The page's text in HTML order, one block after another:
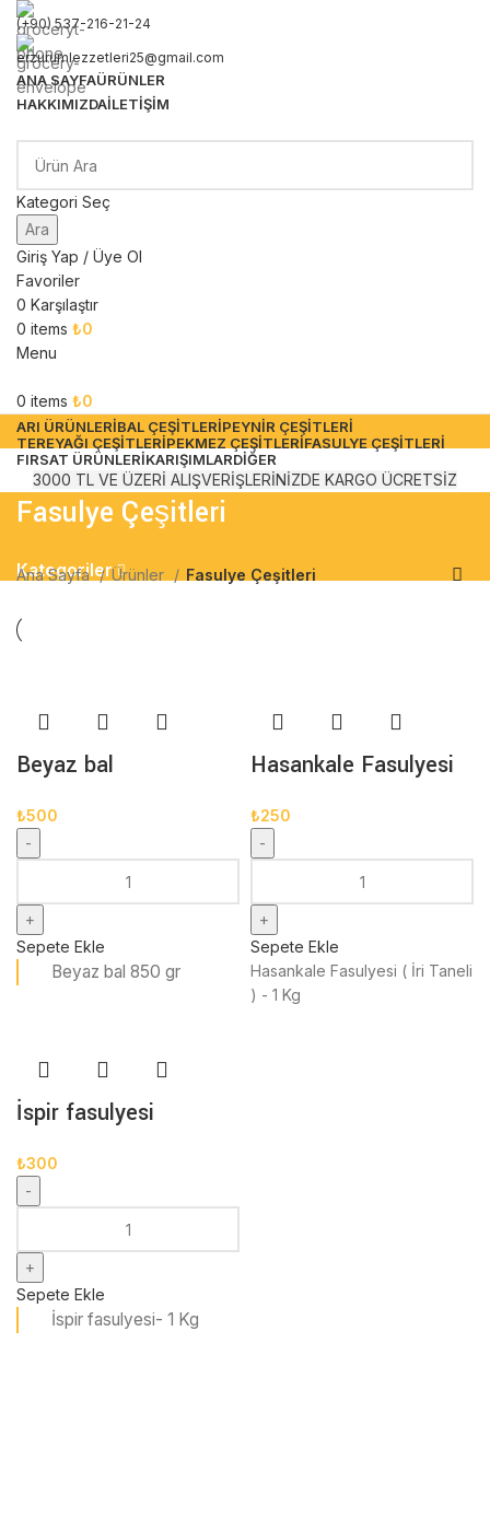
(+90) 537-216-21-24
erzurumlezzetleri25@gmail.com
ANA SAYFAÜRÜNLER
HAKKIMIZDAİLETIŞIM
Kategori Seç
Ara
Giriş Yap / Üye Ol
Favoriler
0 Karşılaştır
0 items ₺0
Menu
0 items ₺0
ARI ÜRÜNLERIBAL ÇEŞITLERIPEYNIR ÇEŞITLERI
TEREYAĞI ÇEŞITLERIPEKMEZ ÇEŞITLERIFASULYE ÇEŞITLERI
FIRSAT ÜRÜNLERIKARIŞIMLARDIĞER
3000 TL VE ÜZERİ ALIŞVERİŞLERİNİZDE KARGO ÜCRETSİZ
Fasulye Çeşitleri
Kategoriler
Ana Sayfa Ürünler Fasulye Çeşitleri
Beyaz bal
₺500
Sepete Ekle
Beyaz bal 850 gr
Hasankale Fasulyesi
₺250
Sepete Ekle
Hasankale Fasulyesi ( İri Taneli
) - 1 Kg
İspir fasulyesi
₺300
Sepete Ekle
İspir fasulyesi- 1 Kg